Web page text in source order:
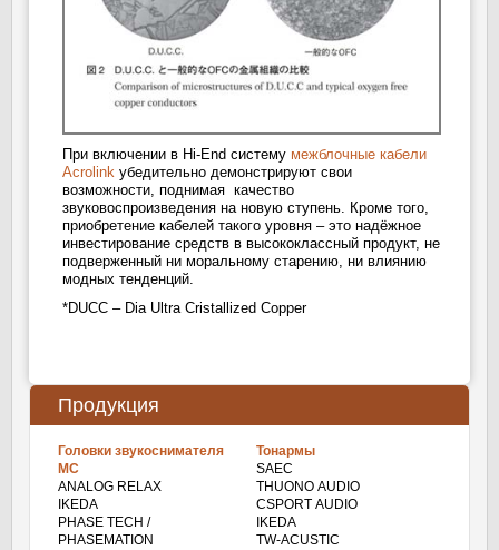
Продукция
Головки звукоснимателя
МС
ANALOG RELAX
IKEDA
PHASE TECH /
PHASEMATION
Тонармы
SAEC
THUONO AUDIO
CSPORT AUDIO
IKEDA
TW-ACUSTIC
При включении в Hi-End систему межблочные кабели
Acrolinkубедительно демонстрируют свои
возможности, поднимая качество
звуковоспроизведения на новую ступень. Кроме того,
приобретение кабелей такого уровня – это надёжное
инвестирование средств в высококлассный продукт, не
подверженный ни моральному старению, ни влиянию
модных тенденций.
*DUCC – Dia Ultra Cristallized Copper